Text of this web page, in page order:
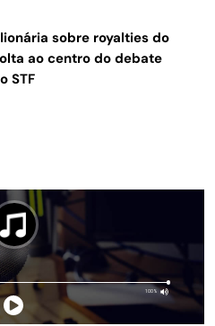
sobre royalties do
ao centro do debate
STF